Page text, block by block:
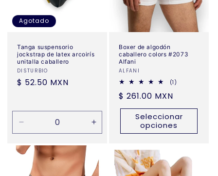
ó
n
Agotado
Tanga suspensorio
jockstrap de latex arcoirís
unitalla caballero
Proveedor:
DISTURBIO
Precio
$ 52.50 MXN
cantidad
para
Default
Title
Aumentar
cantidad
Default
Title
Boxer de algodón
caballero colors #2073
Alfani
Proveedor:
ALFANI
(1)
Precio
habitual
$ 261.00 MXN
Seleccionar
opciones